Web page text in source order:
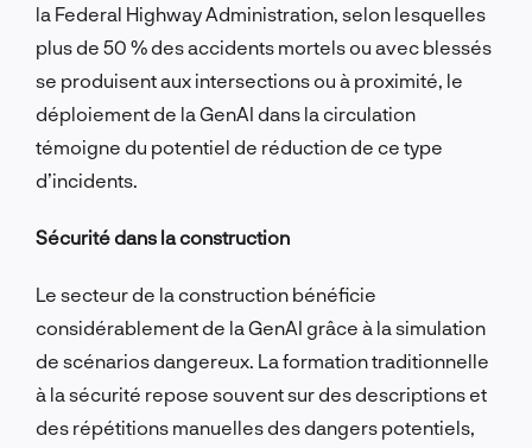
la Federal Highway Administration, selon lesquelles
plus de 50 % des accidents mortels ou avec blessés
se produisent aux intersections ou à proximité, le
déploiement de la GenAI dans la circulation
témoigne du potentiel de réduction de ce type
d’incidents.
Sécurité dans la construction
Le secteur de la construction bénéficie
considérablement de la GenAI grâce à la simulation
de scénarios dangereux. La formation traditionnelle
à la sécurité repose souvent sur des descriptions et
des répétitions manuelles des dangers potentiels,